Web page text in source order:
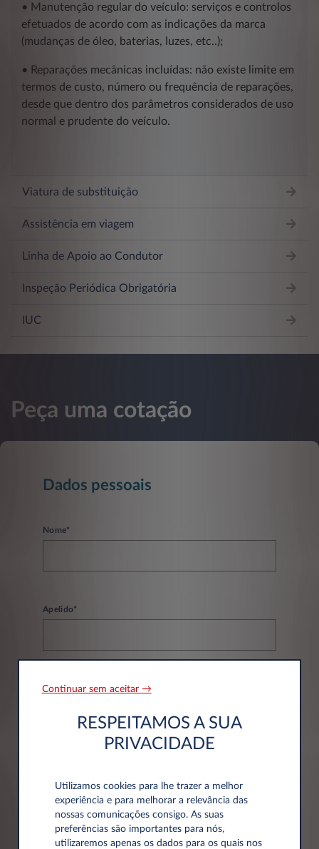
• Manutenção regular do veículo: serviços e controlos
efetuados de acordo com as indicações da marca
(mudanças de óleo, baterias, luzes, etc..);
• Reparações mecânicas incluídas: não existe limite em
termos de custo, número ou frequência de reparações,
desde que dentro dos parâmetros considerados de uso
normal e prudente do veículo.
Viatura de substituição
Assistência em viagem
Linha de Apoio ao Condutor
Inspeção Periódica Obrigatória
IUC
Peça uma cotação
Dados pessoais
Nome*
Apelido*
Email*
Continuar sem aceitar →
RESPEITAMOS A SUA
PRIVACIDADE
Utilizamos cookies para lhe trazer a melhor
experiência e para melhorar a relevância das
nossas comunicações consigo. As suas
preferências são importantes para nós,
utilizaremos apenas os dados para os quais nos